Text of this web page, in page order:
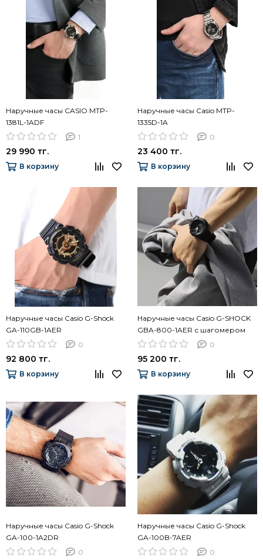
Наручные часы CASIO MTP-
1381L-1ADF
1
29 990 тг.
В корзину
Наручные часы Casio MTP-
1335D-1A
0
23 400 тг.
В корзину
Наручные часы Casio G-Shock
GA-110GB-1AER
0
92 800 тг.
В корзину
Наручные часы Casio G-SHOCK
GBA-800-1AER с шагомером
0
95 200 тг.
В корзину
Наручные часы Casio G-Shock
GA-100-1A2DR
0
Наручные часы Casio G-Shock
GA-100B-7AER
0